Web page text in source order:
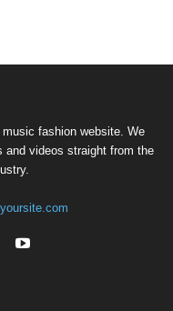
fashion website. We
and videos straight from the